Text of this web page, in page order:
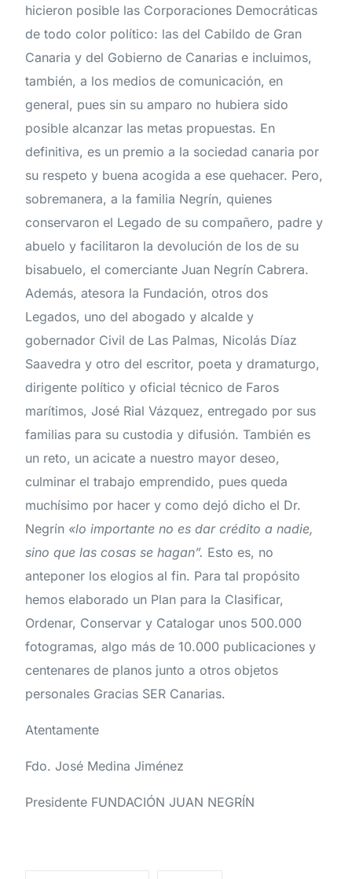
hicieron posible las Corporaciones Democráticas
detodo color político: las del Cabildo de Gran
Canariay del Gobierno de Canarias e incluimos,
también,a los medios de comunicación, en
general, pues sin suamparo no hubiera sido
posiblealcanzar las metas propuestas. En
definitiva, es un premioa la sociedad canaria por
su respetoy buenaacogidaa ese quehacer. Pero,
sobremanera,a lafamilia Negrín, quienes
conservaron el Legado de su compañero, padrey
abueloyfacilitaron la devolución de los de su
bisabuelo, el comercianteJuan Negrín Cabrera.
Además,atesora la Fundación, otros dos
Legados, uno delabogado yalcaldey
gobernador Civil de Las Palmas, Nicolás Díaz
Saavedray otro del escritor, poeta y dramaturgo,
dirigente políticoy oficial técnico de Faros
marítimos,José RialVázquez, entregado por sus
familias para su custodiay difusión. También es
un reto, unacicatea nuestro mayor deseo,
culminar eltrabajo emprendido, pues queda
muchísimo por hacery como dejó dicho el Dr.
Negrín «loimportantenoes darcréditoanadie,
sinoquelascosas sehagan”. Esto es, no
anteponer los elogiosalfin. Paratal propósito
hemos elaborado un Plan para la Clasificar,
Ordenar, Conservary Catalogar unos 500.000
fotogramas,algo más de10.000 publicacionesy
centenares de planos juntoa otros objetos
personales Gracias SER Canarias.
Atentamente
Fdo.José MedinaJiménez
Presidente FUNDACIÓNJUAN NEGRÍN